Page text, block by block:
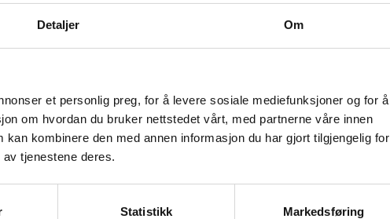
Detaljer Om
et personlig preg, for å levere sosiale mediefunksjoner og for å
om hvordan du bruker nettstedet vårt, med partnerne våre innen
kombinere den med annen informasjon du har gjort tilgjengelig for
tjenestene deres.
Statistikk Markedsføring